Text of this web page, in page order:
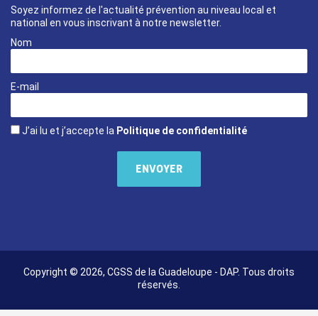
Soyez informez de l'actualité prévention au niveau local et
national en vous inscrivant à notre newsletter.
Nom
E-mail
J’ai lu et j’accepte la Politique de confidentialité
Copyright © 2026, CGSS de la Guadeloupe - DAP. Tous droits
réservés.